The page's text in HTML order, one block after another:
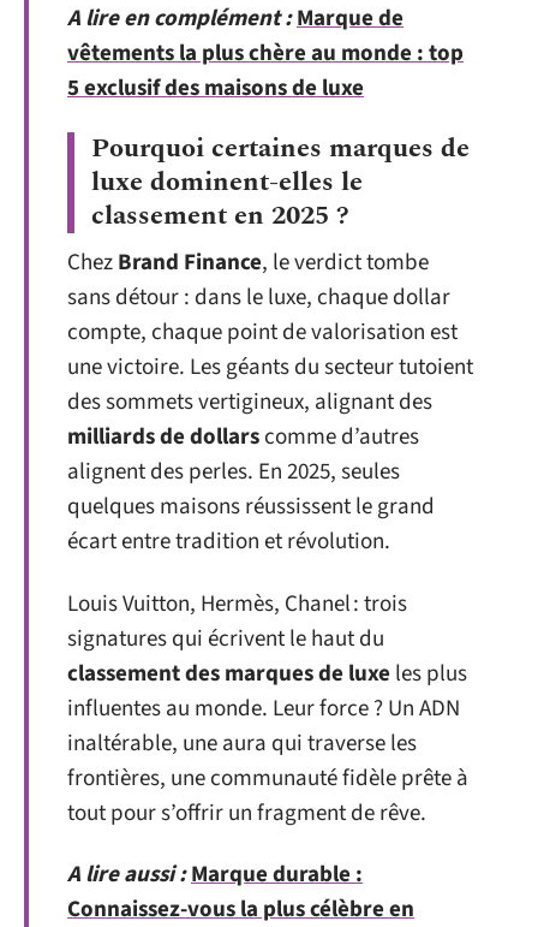
A lire en complément :Marque de
vêtements la plus chère au monde : top
5 exclusif des maisons de luxe
Pourquoi certaines marques de
luxe dominent-elles le
classement en 2025 ?
ChezBrand Finance, le verdict tombe
sans détour : dans le luxe, chaque dollar
compte, chaque point de valorisation est
une victoire. Les géants du secteur tutoient
des sommets vertigineux, alignant des
milliards de dollarscomme d’autres
alignent des perles. En 2025, seules
quelques maisons réussissent le grand
écart entre tradition et révolution.
Louis Vuitton, Hermès, Chanel : trois
signatures qui écrivent le haut du
classement des marques de luxe les plus
influentes au monde. Leur force ? Un ADN
inaltérable, une aura qui traverse les
frontières, une communauté fidèle prête à
tout pour s’offrir un fragment de rêve.
A lire aussi :Marque durable :
Connaissez-vous la plus célèbre en